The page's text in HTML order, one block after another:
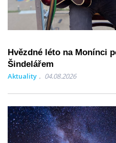
Hvězdné léto na Monínci
Šindelářem
Aktuality 04.08.2026